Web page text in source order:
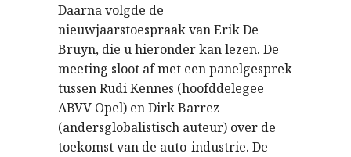
Daarna volgde de
nieuwjaarstoespraak van Erik De
Bruyn, die u hieronder kan lezen. De
meeting sloot af met een panelgesprek
tussen Rudi Kennes (hoofddelegee
ABVV Opel) en Dirk Barrez
(andersglobalistisch auteur) over de
toekomst van de auto-industrie. De